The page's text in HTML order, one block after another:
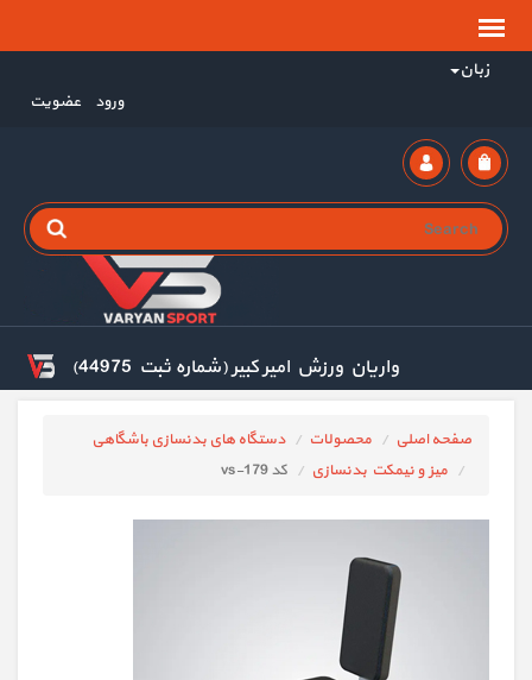
زبان
ورود عضویت
واریان ورزش امیر کبیر (شماره ثبت 44975)
صفحه اصلی محصولات
دستگاه های بدنسازی باشگاهی
میز و نیمکت بدنسازی
کد vs-179